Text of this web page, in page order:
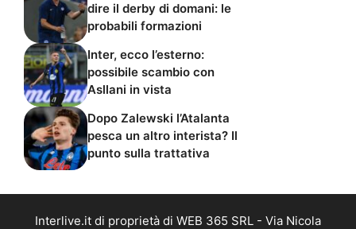
dire il derby di domani: le
probabili formazioni
Inter, ecco l’esterno:
possibile scambio con
Asllani in vista
Dopo Zalewski l’Atalanta
pesca un altro interista? Il
punto sulla trattativa
Interlive.it di proprietà di WEB 365 SRL - Via Nicola